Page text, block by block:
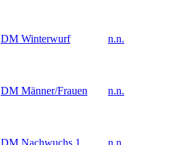
DM Winterwurf n.n.
DM Männer/Frauen n.n.